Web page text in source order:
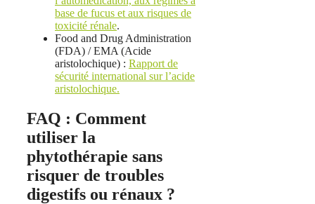
base de fucus et aux risques de
toxicité rénale.
Food and Drug Administration
(FDA) / EMA (Acide
aristolochique) : Rapport de
sécurité international sur l’acide
aristolochique.
FAQ : Comment
utiliser la
phytothérapie sans
risquer de troubles
digestifs ou rénaux ?